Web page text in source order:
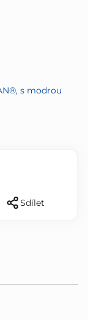
s modrou
Sdílet